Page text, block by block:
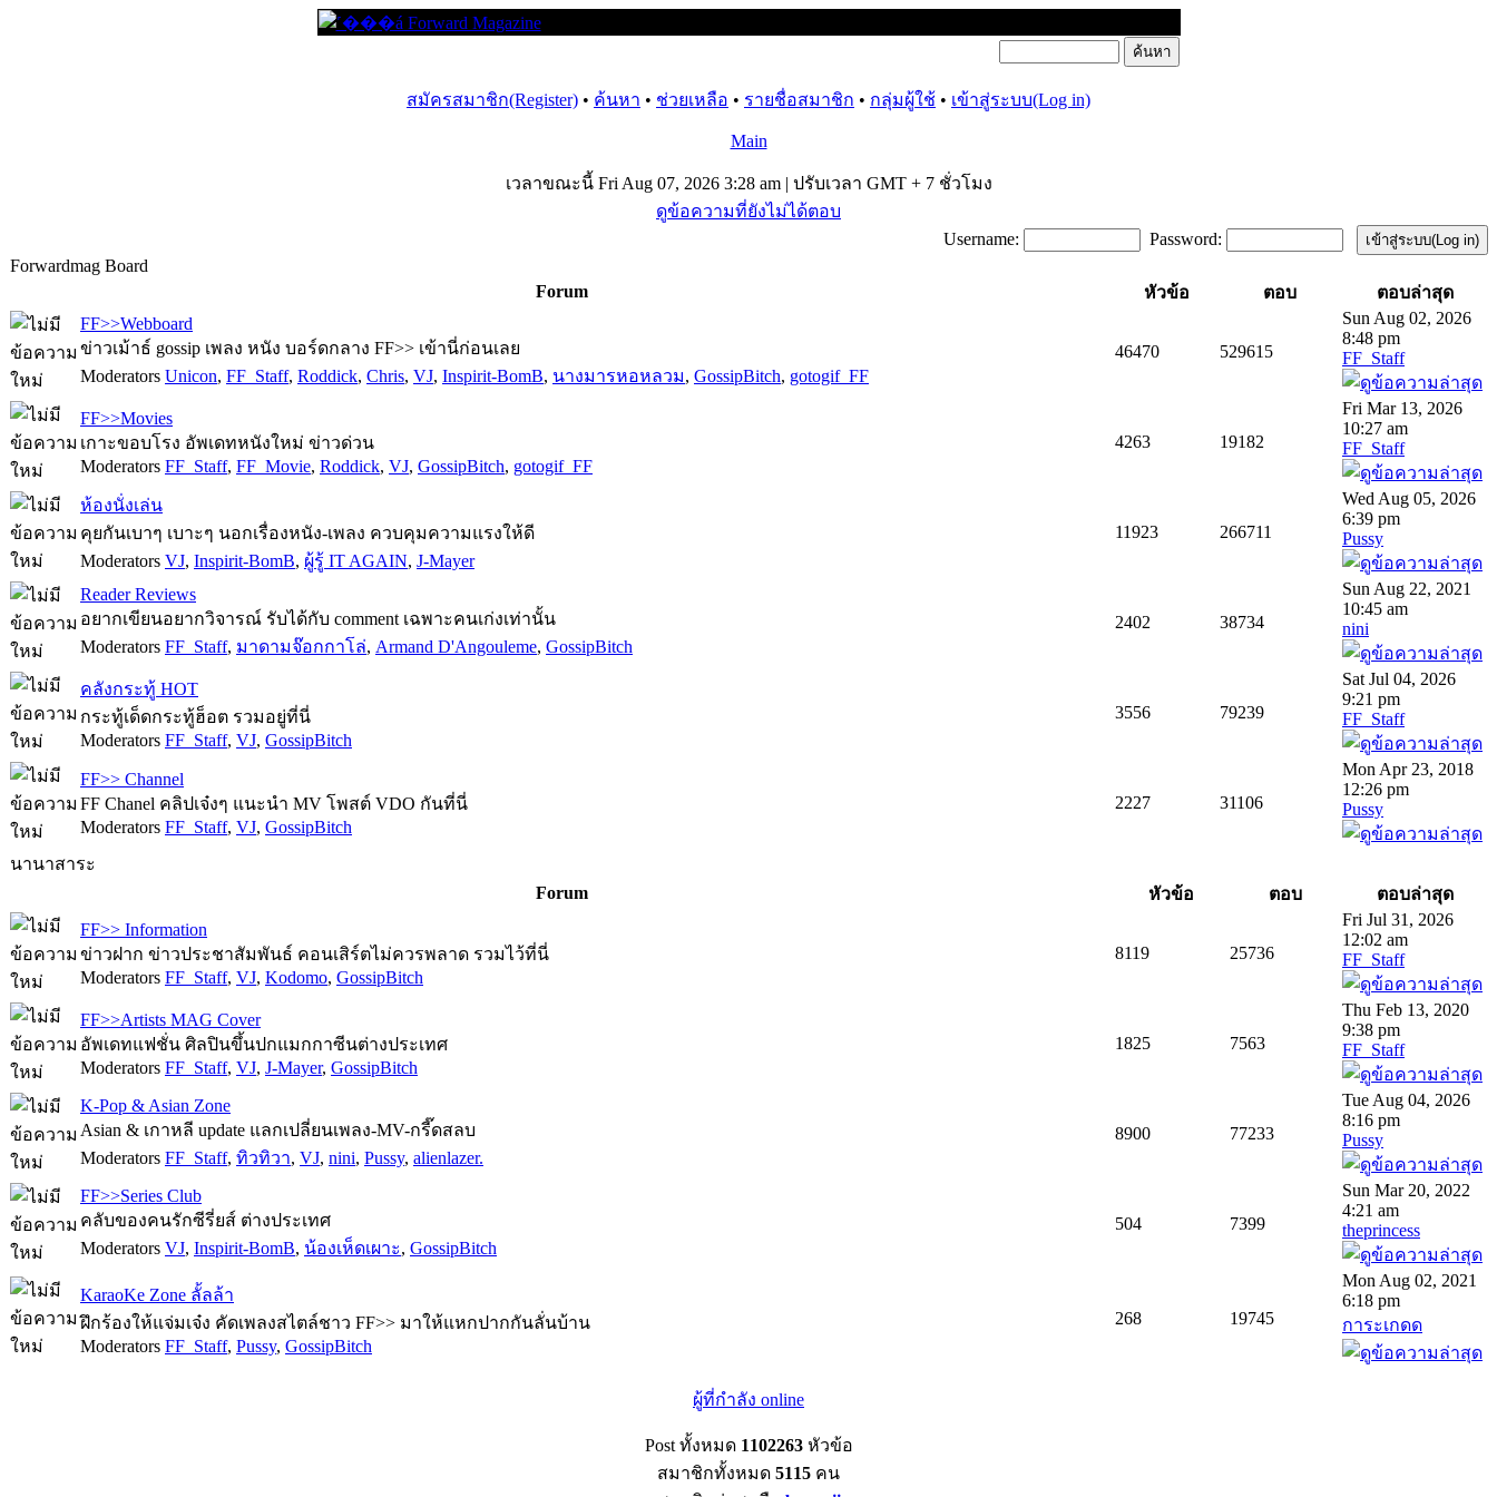
สมัครสมาชิก(Register) • ค้นหา • ช่วยเหลือ • รายชื่อสมาชิก • กลุ่มผู้ใช้ • เข้าสู่ระบบ(Log in)
Main
เวลาขณะนี้ Fri Aug 07, 2026 3:28 am | ปรับเวลา GMT + 7 ชั่วโมง
ดูข้อความที่ยังไม่ได้ตอบ
Username:
Password:
Forwardmag Board
Forum
หัวข้อ ตอบ
ตอบล่าสุด
FF>>Webboard
ข่าวเม้าธ์ gossip เพลง หนัง บอร์ดกลาง FF>> เข้านี่ก่อนเลย
Moderators Unicon, FF_Staff, Roddick, Chris, VJ, Inspirit-BomB, นางมารหอหลวม, GossipBitch, gotogif_FF
46470 529615
Sun Aug 02, 2026
8:48 pm
FF_Staff
FF>>Movies
เกาะขอบโรง อัพเดทหนังใหม่ ข่าวด่วน
Moderators FF_Staff, FF_Movie, Roddick, VJ, GossipBitch, gotogif_FF
4263 19182
Fri Mar 13, 2026
10:27 am
FF_Staff
ห้องนั่งเล่น
คุยกันเบาๆ เบาะๆ นอกเรื่องหนัง-เพลง ควบคุมความแรงให้ดี
Moderators VJ, Inspirit-BomB, ผู้รู้ IT AGAIN, J-Mayer
11923 266711
Wed Aug 05, 2026
6:39 pm
Pussy
Reader Reviews
อยากเขียนอยากวิจารณ์ รับได้กับ comment เฉพาะคนเก่งเท่านั้น
Moderators FF_Staff, มาดามจ๊อกกาโล่, Armand D'Angouleme, GossipBitch
2402 38734
Sun Aug 22, 2021
10:45 am
nini
คลังกระทู้ HOT
กระทู้เด็ดกระทู้ฮ็อต รวมอยู่ที่นี่
Moderators FF_Staff, VJ, GossipBitch
3556 79239
Sat Jul 04, 2026
9:21 pm
FF_Staff
FF>> Channel
FF Chanel คลิปเจ๋งๆ แนะนำ MV โพสต์ VDO กันที่นี่
Moderators FF_Staff, VJ, GossipBitch
2227 31106
Mon Apr 23, 2018
12:26 pm
Pussy
นานาสาระ
Forum
หัวข้อ ตอบ
ตอบล่าสุด
FF>> Information
ข่าวฝาก ข่าวประชาสัมพันธ์ คอนเสิร์ตไม่ควรพลาด รวมไว้ที่นี่
Moderators FF_Staff, VJ, Kodomo, GossipBitch
8119 25736
Fri Jul 31, 2026
12:02 am
FF_Staff
FF>>Artists MAG Cover
อัพเดทแฟชั่น ศิลปินขึ้นปกแมกกาซีนต่างประเทศ
Moderators FF_Staff, VJ, J-Mayer, GossipBitch
1825 7563
Thu Feb 13, 2020
9:38 pm
FF_Staff
K-Pop & Asian Zone
Asian & เกาหลี update แลกเปลี่ยนเพลง-MV-กรี๊ดสลบ
Moderators FF_Staff, ทิวทิวา, VJ, nini, Pussy, alienlazer.
8900 77233
Tue Aug 04, 2026
8:16 pm
Pussy
FF>>Series Club
คลับของคนรักซีรี่ยส์ ต่างประเทศ
Moderators VJ, Inspirit-BomB, น้องเห็ดเผาะ, GossipBitch
504 7399
Sun Mar 20, 2022
4:21 am
theprincess
KaraoKe Zone ลั้ลล้า
ฝึกร้องให้แจ่มเจ๋ง คัดเพลงสไตล์ชาว FF>> มาให้แหกปากกันลั่นบ้าน
Moderators FF_Staff, Pussy, GossipBitch
268 19745
Mon Aug 02, 2021
6:18 pm
การะเกดด
ผู้ที่กำลัง online
Post ทั้งหมด 1102263หัวข้อ
สมาชิกทั้งหมด 5115 คน